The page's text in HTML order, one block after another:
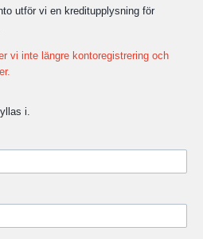
utför vi en kreditupplysning för
vi inte längre kontoregistrering och
i.